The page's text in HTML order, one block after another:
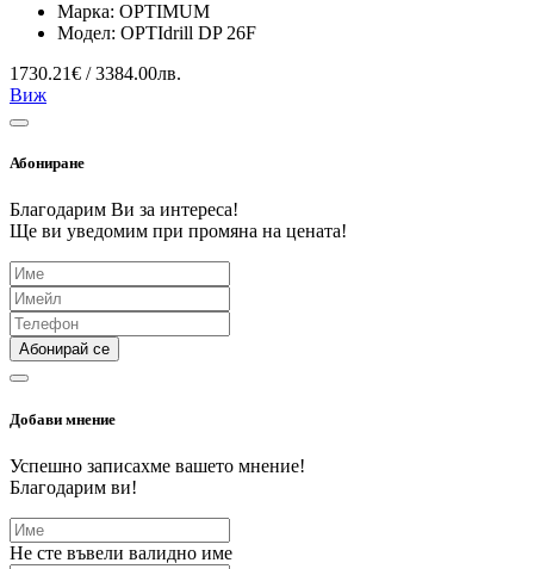
Марка: OPTIMUM
Модел: OPTIdrill DP 26F
1730.21€ / 3384.00лв.
Виж
Абониране
Благодарим Ви за интереса!
Ще ви уведомим при промяна на цената!
Абонирай се
Добави мнение
Успешно записахме вашето мнение!
Благодарим ви!
Не сте въвели валидно име